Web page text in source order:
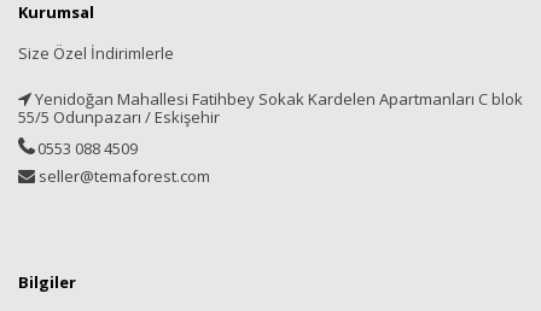
Kurumsal
Size Özel İndirimlerle
Yenidoğan Mahallesi Fatihbey Sokak Kardelen Apartmanları C blok
55/5 Odunpazarı / Eskişehir
0553 088 4509
seller@temaforest.com
Bilgiler